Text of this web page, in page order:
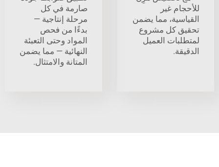
غير
مما يضمن
كل مشروع
العميل
صارمة في كل
مرحلة إنتاجية —
بدءًا من فحص
المواد وحتى التعبئة
النهائية — مما يضمن
المتانة والامتثال.